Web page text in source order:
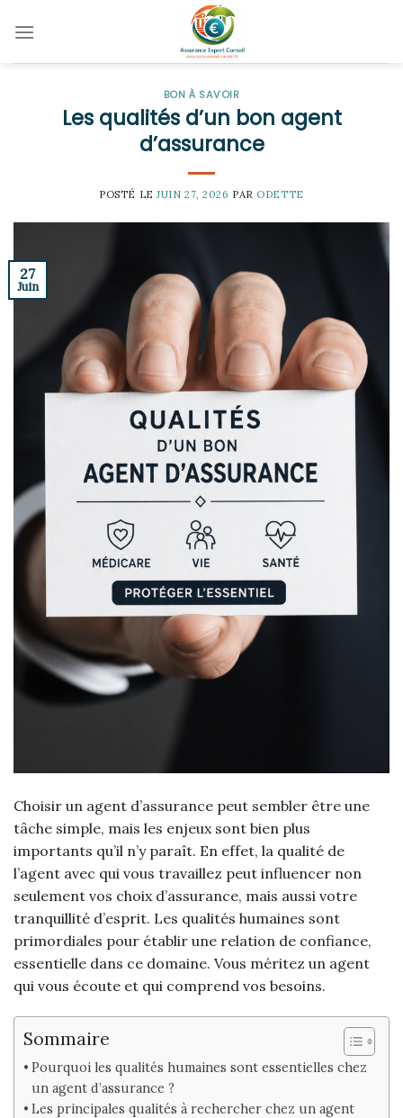
BON À SAVOIR
Les qualités d’un bon agent
d’assurance
POSTÉ LEJUIN 27, 2026 PAR ODETTE
27
Juin
Choisir un agent d’assurance peut sembler être une
tâche simple, mais les enjeux sont bien plus
importants qu’il n’y paraît. En effet, la qualité de
l’agent avec qui vous travaillez peut influencer non
seulement vos choix d’assurance, mais aussi votre
tranquillité d’esprit. Les qualités humaines sont
primordiales pour établir une relation de confiance,
essentielle dans ce domaine. Vous méritez un agent
qui vous écoute et qui comprend vos besoins.
Sommaire
Pourquoi les qualités humaines sont essentielles chez
un agent d’assurance ?
Les principales qualités à rechercher chez un agent